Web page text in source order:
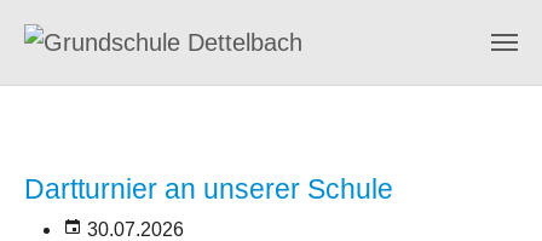
Dartturnier an unserer Schule
30.07.2026